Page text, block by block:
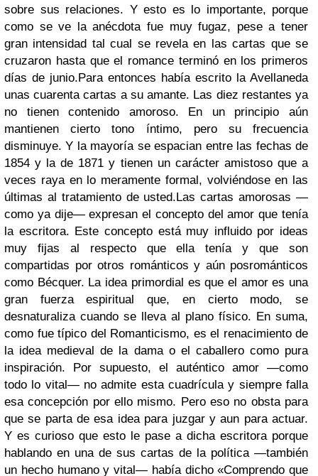
sobre sus relaciones. Y esto es lo importante, porque
como se ve la anécdota fue muy fugaz, pese a tener
gran intensidad tal cual se revela en las cartas que se
cruzaron hasta que el romance terminó en los primeros
días de junio.Para entonces había escrito la Avellaneda
unas cuarenta cartas a su amante. Las diez restantes ya
no tienen contenido amoroso. En un principio aún
mantienen cierto tono íntimo, pero su frecuencia
disminuye. Y la mayoría se espacian entre las fechas de
1854 y la de 1871 y tienen un carácter amistoso que a
veces raya en lo meramente formal, volviéndose en las
últimas al tratamiento de usted.Las cartas amorosas —
como ya dije— expresan el concepto del amor que tenía
la escritora. Este concepto está muy influido por ideas
muy fijas al respecto que ella tenía y que son
compartidas por otros románticos y aún posrománticos
como Bécquer. La idea primordial es que el amor es una
gran fuerza espiritual que, en cierto modo, se
desnaturaliza cuando se lleva al plano físico. En suma,
como fue típico del Romanticismo, es el renacimiento de
la idea medieval de la dama o el caballero como pura
inspiración. Por supuesto, el auténtico amor —como
todo lo vital— no admite esta cuadrícula y siempre falla
esa concepción por ello mismo. Pero eso no obsta para
que se parta de esa idea para juzgar y aun para actuar.
Y es curioso que esto le pase a dicha escritora porque
hablando en una de sus cartas de la política —también
un hecho humano y vital— había dicho «Comprendo que